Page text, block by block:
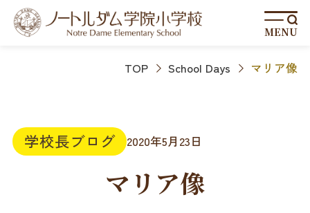
MENU
TOP School Days マリア像
学校長ブログ 2020年5月23日
マリア像